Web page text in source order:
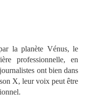
la planète Vénus, le
professionnelle, en
ont bien dans
X, leur voix peut être